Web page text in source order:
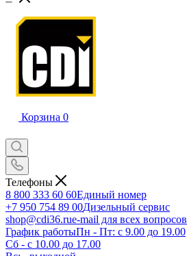
Корзина 0
Телефоны
8 800 333 60 60Единый номер
+7 950 754 89 00Дизельный сервис
shop@cdi36.rue-mail для всех вопросов
График работыПн - Пт: с 9.00 до 19.00
Сб - с 10.00 до 17.00